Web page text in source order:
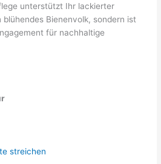
unterstützt Ihr lackierter
Bienenvolk, sondern ist
für nachhaltige
streichen